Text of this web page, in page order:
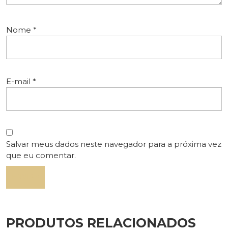
Nome *
E-mail *
Salvar meus dados neste navegador para a próxima vez
que eu comentar.
PRODUTOS RELACIONADOS